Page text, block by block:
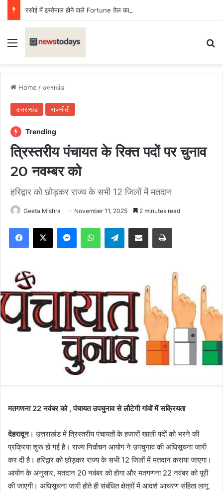
रसोई में इस्तेमाल होने वाले Fortune तेल का सैंपल जांच में फेल, लगा जुर्माना
Menu
Home /उत्तराखंड
उत्तराखंड राजनीती
Trending
त्रिस्तरीय पंचायत के रिक्त पदों पर चुनाव
20 नवम्बर को
हरिद्वार को छोड़कर राज्य के सभी 12 जिलों में मतदान
Geeta Mishra November 11, 2025 2 minutes read
Facebook
X MessengerWhatsAppTelegramShare via Email Print
मतगणना 22 नवंबर को , पंचायत उपचुनाव से लौटेगी गांवों में सक्रियता
देहरादून। उत्तराखंड में त्रिस्तरीय पंचायतों के हजारों खाली पदों को भरने की
प्रक्रिया शुरू हो गई है। राज्य निर्वाचन आयोग ने उपचुनाव की अधिसूचना जारी
कर दी है। हरिद्वार को छोड़कर राज्य के सभी 12 जिलों में मतदान कराया जाएगा।
आयोग के अनुसार, मतदान 20 नवंबर को होगा और मतगणना 22 नवंबर को पूरी
की जाएगी। अधिसूचना जारी होते ही संबंधित क्षेत्रों में आदर्श आचरण संहिता लागू